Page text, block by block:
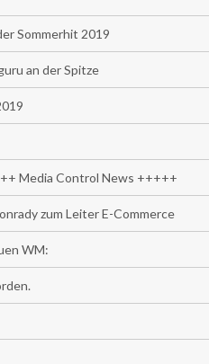
Sommerhit 2019
an der Spitze
Media Control News +++++
zum Leiter E-Commerce
WM: